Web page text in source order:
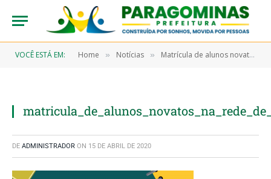
VOCÊ ESTÁ EM: Home » Notícias » Matrícula de alunos novatos na rede de ensino de Paragominas
DE ADMINISTRADOR ON 15 DE ABRIL DE 2020